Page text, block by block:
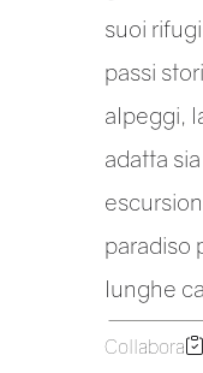
suoi
passi
alpeggi,
adatta
paradiso
lunghe
Collabora